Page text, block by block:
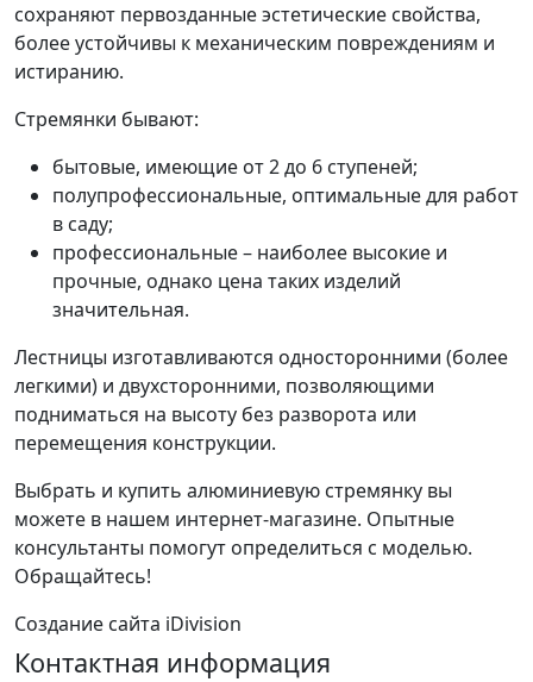
сохраняют первозданные эстетические свойства,
более устойчивы к механическим повреждениям и
истиранию.
Стремянки бывают:
бытовые, имеющие от 2 до 6 ступеней;
полупрофессиональные, оптимальные для работ
в саду;
профессиональные – наиболее высокие и
прочные, однако цена таких изделий
значительная.
Лестницы изготавливаются односторонними (более
легкими) и двухсторонними, позволяющими
подниматься на высоту без разворота или
перемещения конструкции.
Выбрать и купить алюминиевую стремянку вы
можете в нашем интернет-магазине. Опытные
консультанты помогут определиться с моделью.
Обращайтесь!
Создание сайта iDivision
Контактная информация